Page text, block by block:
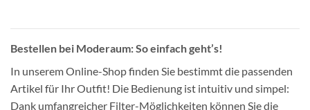
Bestellen bei Moderaum: So einfach geht’s!
In unserem Online-Shop finden Sie bestimmt die passenden
Artikel für Ihr Outfit! Die Bedienung ist intuitiv und simpel:
Dank umfangreicher Filter-Möglichkeiten können Sie die